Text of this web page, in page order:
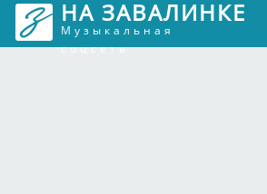
НА ЗАВАЛИНКЕ
Музыкальная
соцсеть